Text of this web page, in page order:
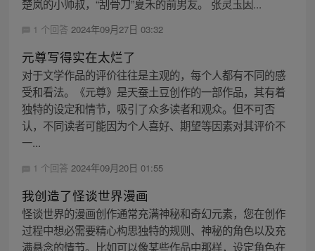
楚岚的小师叔，“刮骨刀”夏禾的前男友。 张灵玉因...
1 个回答 2024年09月27日 03:32
元尊写得实在太烂了
对于文学作品的评价往往是主观的，每个人都有不同的感
受和看法。《元尊》是天蚕土豆创作的一部作品，其有着
独特的设定和情节，吸引了众多读者和观众。但不可否
认，不同读者可能因为个人喜好、期望等因素对其评价不
一...
1 个回答 2024年09月20日 01:55
我创造了怪谈世界漫画
怪谈世界的漫画创作通常充满神秘和奇幻元素，您在创作
过程中想必需要精心构思独特的规则、神秘的角色以及充
满悬念的情节。比如可以像某些作品中那样，设定角色在